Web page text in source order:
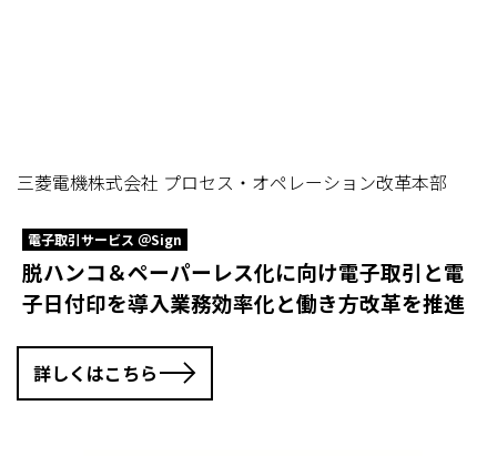
三菱電機株式会社 プロセス・オペレーション改革本部
電子取引サービス ＠Sign
脱ハンコ＆ペーパーレス化に向け電子取引と電
子日付印を導入業務効率化と働き方改革を推進
詳しくはこちら